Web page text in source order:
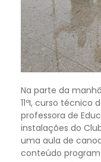
Na parte da
11ºI, curso técnico
professora de
instalações do
uma aula de
conteúdo